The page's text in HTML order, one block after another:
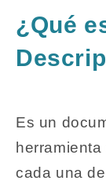
¿Qué
Es un
cada una de